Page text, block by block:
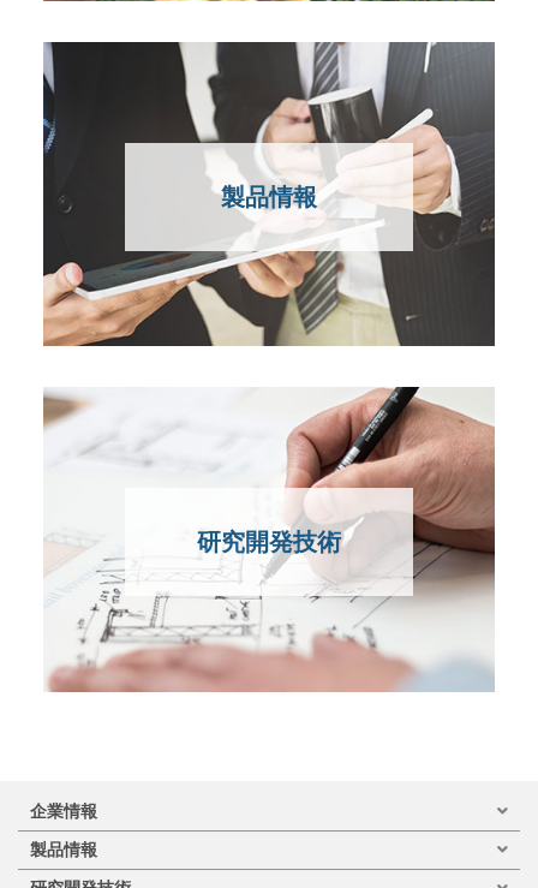
製品情報
研究開発技術
企業情報
製品情報